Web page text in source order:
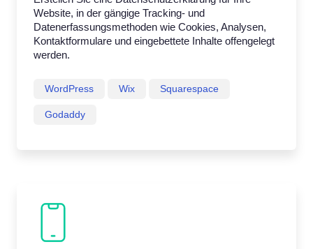
Website, in der gängige Tracking- und
Datenerfassungsmethoden wie Cookies, Analysen,
Kontaktformulare und eingebettete Inhalte offengelegt
werden.
WordPress Wix Squarespace
Godaddy